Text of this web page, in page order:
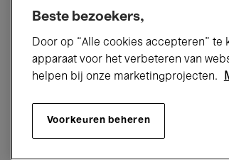
Woensdag
Beste bezoekers,
Door op “Alle cookies accepteren”
apparaat voor het verbeteren van
helpen bij onze marketingprojecten.
Voorkeuren beheren